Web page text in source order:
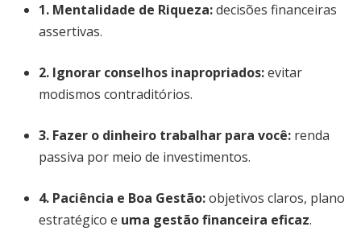
1. Mentalidade de Riqueza:decisões financeiras
assertivas.
2. Ignorar conselhos inapropriados:evitar
modismos contraditórios.
3. Fazer o dinheiro trabalhar para você: renda
passiva por meio de investimentos.
4. Paciência e Boa Gestão:objetivos claros, plano
estratégico e uma gestão financeira eficaz.